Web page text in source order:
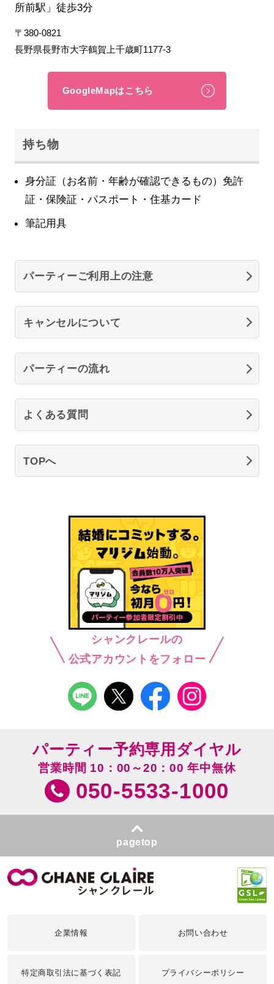
所前駅」徒歩3分
〒380-0821
長野県長野市大字鶴賀上千歳町1177-3
GoogleMapはこちら
持ち物
身分証（お名前・年齢が確認できるもの）免許
証・保険証・パスポート・住基カード
筆記用具
パーティーご利用上の注意
キャンセルについて
パーティーの流れ
よくある質問
TOPへ
シャンクレールの
公式アカウントをフォロー
パーティー予約専用ダイヤル
営業時間 10：00～20：00 年中無休
050-5533-1000
pagetop
企業情報 お問い合わせ
特定商取引法に基づく表記 プライバシーポリシー